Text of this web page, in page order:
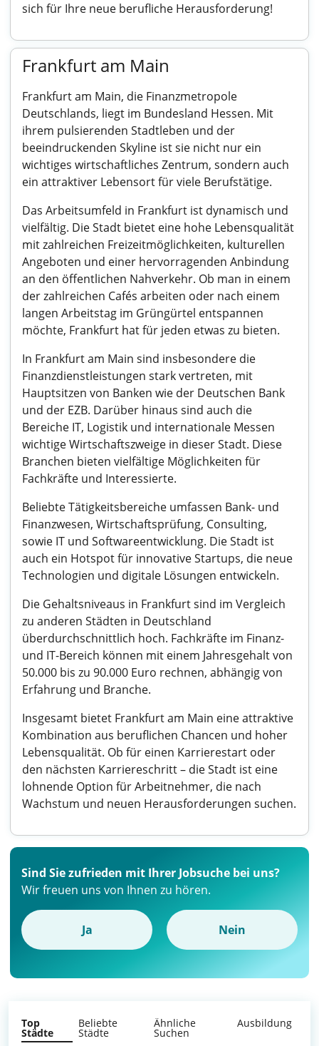
sich für Ihre neue berufliche Herausforderung!
Frankfurt am Main
Frankfurt am Main, die Finanzmetropole
Deutschlands, liegt im Bundesland Hessen. Mit
ihrem pulsierenden Stadtleben und der
beeindruckenden Skyline ist sie nicht nur ein
wichtiges wirtschaftliches Zentrum, sondern auch
ein attraktiver Lebensort für viele Berufstätige.
Das Arbeitsumfeld in Frankfurt ist dynamisch und
vielfältig. Die Stadt bietet eine hohe Lebensqualität
mit zahlreichen Freizeitmöglichkeiten, kulturellen
Angeboten und einer hervorragenden Anbindung
an den öffentlichen Nahverkehr. Ob man in einem
der zahlreichen Cafés arbeiten oder nach einem
langen Arbeitstag im Grüngürtel entspannen
möchte, Frankfurt hat für jeden etwas zu bieten.
In Frankfurt am Main sind insbesondere die
Finanzdienstleistungen stark vertreten, mit
Hauptsitzen von Banken wie der Deutschen Bank
und der EZB. Darüber hinaus sind auch die
Bereiche IT, Logistik und internationale Messen
wichtige Wirtschaftszweige in dieser Stadt. Diese
Branchen bieten vielfältige Möglichkeiten für
Fachkräfte und Interessierte.
Beliebte Tätigkeitsbereiche umfassen Bank- und
Finanzwesen, Wirtschaftsprüfung, Consulting,
sowie IT und Softwareentwicklung. Die Stadt ist
auch ein Hotspot für innovative Startups, die neue
Technologien und digitale Lösungen entwickeln.
Die Gehaltsniveaus in Frankfurt sind im Vergleich
zu anderen Städten in Deutschland
überdurchschnittlich hoch. Fachkräfte im Finanz-
und IT-Bereich können mit einem Jahresgehalt von
50.000 bis zu 90.000 Euro rechnen, abhängig von
Erfahrung und Branche.
Insgesamt bietet Frankfurt am Main eine attraktive
Kombination aus beruflichen Chancen und hoher
Lebensqualität. Ob für einen Karrierestart oder
den nächsten Karriereschritt – die Stadt ist eine
lohnende Option für Arbeitnehmer, die nach
Wachstum und neuen Herausforderungen suchen.
Sind Sie zufrieden mit Ihrer Jobsuche bei uns?
Wir freuen uns von Ihnen zu hören.
Ja Nein
Top
Städte
Beliebte
Städte
Ähnliche
Suchen
Ausbildung